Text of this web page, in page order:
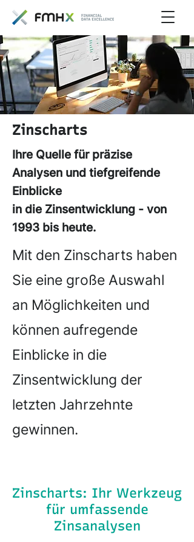
Zinscharts
Ihre Quelle für präzise
Analysen und tiefgreifende
Einblicke
in die Zinsentwicklung - von
1993 bis heute.
Mit den Zinscharts haben
Sie eine große Auswahl
an Möglichkeiten und
können aufregende
Einblicke in die
Zinsentwicklung der
letzten Jahrzehnte
gewinnen.
Zinscharts: Ihr Werkzeug
für umfassende
Zinsanalysen